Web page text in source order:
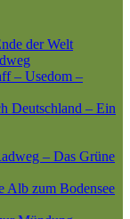
der Welt
– Usedom –
Deutschland – Ein
– Das Grüne
Alb zum Bodensee